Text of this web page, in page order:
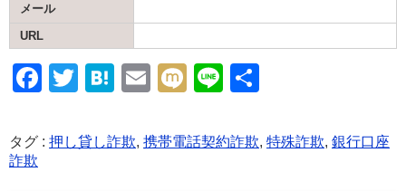
メール
URL
F
c
T
tt
H
e
E
ail
M Li
e
タグ : 押し貸し詐欺, 携帯電話契約詐欺, 特殊詐欺, 銀行口座
詐欺